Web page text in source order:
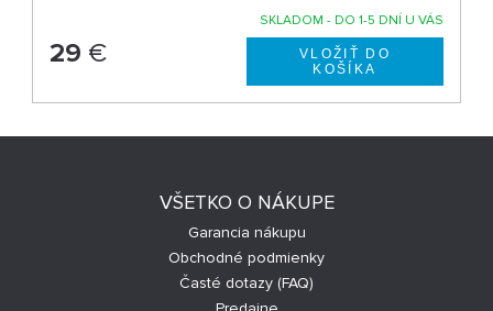
SKLADOM - DO 1-5 DNÍ U VÁS
29 €
VŠETKO O NÁKUPE
Garancia nákupu
Obchodné podmienky
Časté dotazy (FAQ)